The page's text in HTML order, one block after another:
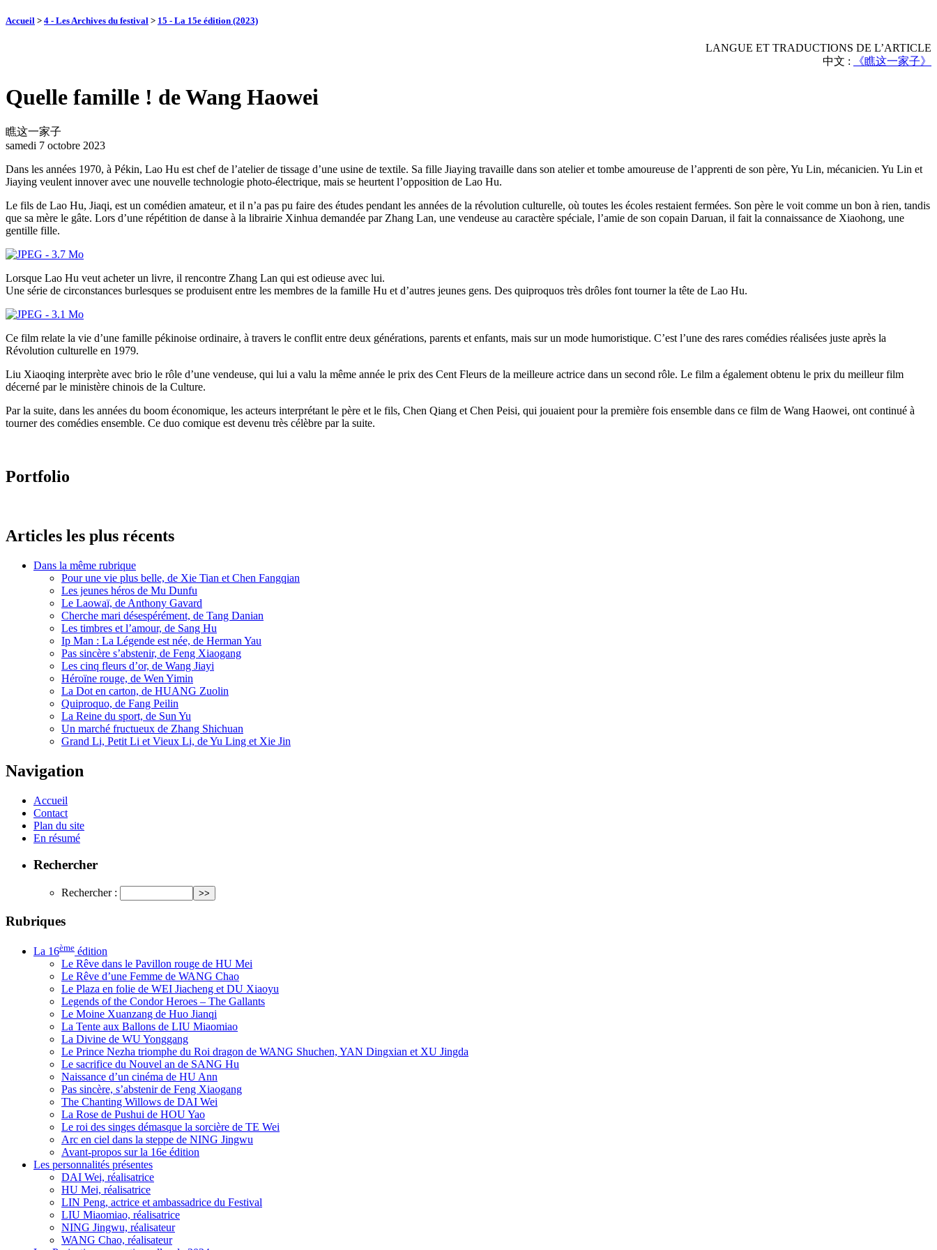
Accueil > 4 - Les Archives du festival > 15 - La 15e édition (2023)
LANGUE ET TRADUCTIONS DE L’ARTICLE
中文 :
《瞧这一家子》
Quelle famille ! de Wang Haowei
瞧这一家子
samedi 7 octobre 2023
Dans les années 1970, à Pékin, Lao Hu est chef de l’atelier de tissage d’une usine de textile. Sa fille Jiaying travaille dans son atelier et tombe amoureuse de l’apprenti de son père, Yu Lin, mécanicien. Yu Lin et
Jiaying veulent innover avec une nouvelle technologie photo-électrique, mais se heurtent l’opposition de Lao Hu.
Le fils de Lao Hu, Jiaqi, est un comédien amateur, et il n’a pas pu faire des études pendant les années de la révolution culturelle, où toutes les écoles restaient fermées. Son père le voit comme un bon à rien, tandis
que sa mère le gâte. Lors d’une répétition de danse à la librairie Xinhua demandée par Zhang Lan, une vendeuse au caractère spéciale, l’amie de son copain Daruan, il fait la connaissance de Xiaohong, une
gentille fille.
Lorsque Lao Hu veut acheter un livre, il rencontre Zhang Lan qui est odieuse avec lui.
Une série de circonstances burlesques se produisent entre les membres de la famille Hu et d’autres jeunes gens. Des quiproquos très drôles font tourner la tête de Lao Hu.
Ce film relate la vie d’une famille pékinoise ordinaire, à travers le conflit entre deux générations, parents et enfants, mais sur un mode humoristique. C’est l’une des rares comédies réalisées juste après la
Révolution culturelle en 1979.
Liu Xiaoqing interprète avec brio le rôle d’une vendeuse, qui lui a valu la même année le prix des Cent Fleurs de la meilleure actrice dans un second rôle. Le film a également obtenu le prix du meilleur film
décerné par le ministère chinois de la Culture.
Par la suite, dans les années du boom économique, les acteurs interprétant le père et le fils, Chen Qiang et Chen Peisi, qui jouaient pour la première fois ensemble dans ce film de Wang Haowei, ont continué à
tourner des comédies ensemble. Ce duo comique est devenu très célèbre par la suite.
Portfolio
Articles les plus récents
Dans la même rubrique
Pour une vie plus belle, de Xie Tian et Chen Fangqian
Les jeunes héros de Mu Dunfu
Le Laowaï, de Anthony Gavard
Cherche mari désespérément, de Tang Danian
Les timbres et l’amour, de Sang Hu
Ip Man : La Légende est née, de Herman Yau
Pas sincère s’abstenir, de Feng Xiaogang
Les cinq fleurs d’or, de Wang Jiayi
Héroïne rouge, de Wen Yimin
La Dot en carton, de HUANG Zuolin
Quiproquo, de Fang Peilin
La Reine du sport, de Sun Yu
Un marché fructueux de Zhang Shichuan
Grand Li, Petit Li et Vieux Li, de Yu Ling et Xie Jin
Navigation
Accueil
Contact
Plan du site
En résumé
Rechercher
Rechercher :
Rubriques
La 16ème édition
Le Rêve dans le Pavillon rouge de HU Mei
Le Rêve d’une Femme de WANG Chao
Le Plaza en folie de WEI Jiacheng et DU Xiaoyu
Legends of the Condor Heroes – The Gallants
Le Moine Xuanzang de Huo Jianqi
La Tente aux Ballons de LIU Miaomiao
La Divine de WU Yonggang
Le Prince Nezha triomphe du Roi dragon de WANG Shuchen, YAN Dingxian et XU Jingda
Le sacrifice du Nouvel an de SANG Hu
Naissance d’un cinéma de HU Ann
Pas sincère, s’abstenir de Feng Xiaogang
The Chanting Willows de DAI Wei
La Rose de Pushui de HOU Yao
Le roi des singes démasque la sorcière de TE Wei
Arc en ciel dans la steppe de NING Jingwu
Avant-propos sur la 16e édition
Les personnalités présentes
DAI Wei, réalisatrice
HU Mei, réalisatrice
LIN Peng, actrice et ambassadrice du Festival
LIU Miaomiao, réalisatrice
NING Jingwu, réalisateur
WANG Chao, réalisateur